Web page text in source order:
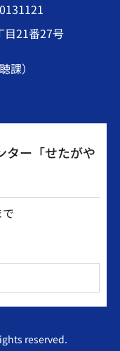
目21番27号
課）
ター「せたがや
reserved.